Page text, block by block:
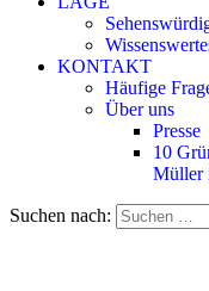
KONTAKT
Häufige
Über uns
Presse
10
Müller
Suchen nach: